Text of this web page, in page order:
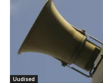
Uudised